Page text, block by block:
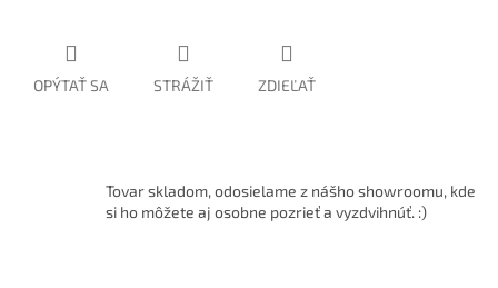
OPÝTAŤ SA STRÁŽIŤ ZDIEĽAŤ
Tovar skladom, odosielame z nášho showroomu, kde
si ho môžete aj osobne pozrieť a vyzdvihnúť. :)